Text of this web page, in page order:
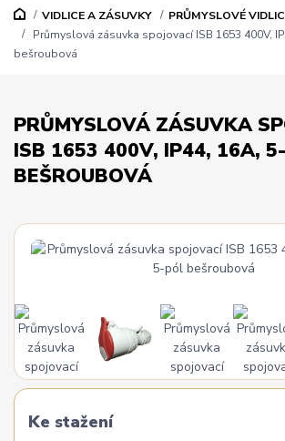
VIDLICE A ZÁSUVKY
PRŮMYSLOVÉ
Průmyslová zásuvka spojovací ISB 1653 400V,
bešroubová
PRŮMYSLOVÁ ZÁSUVKA
ISB 1653 400V, IP44, 16A,
BEŠROUBOVÁ
Ke stažení